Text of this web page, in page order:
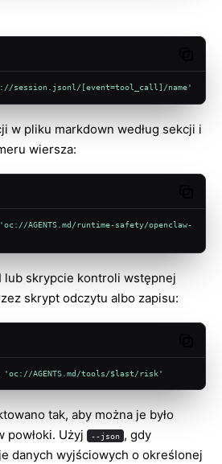
session.jsonl/[event=tool_call]/name'
w pliku markdown według sekcji i
wiersza:
'oc://AGENTS.md/runtime-safety/openclaw-
lub skrypcie kontroli wstępnej
skrypt odczytu albo zapisu:
'oc://AGENTS.md/tools/$last/risk'
tak, aby można je było
powłoki. Użyj
--json , gdy
danych wyjściowych o określonej